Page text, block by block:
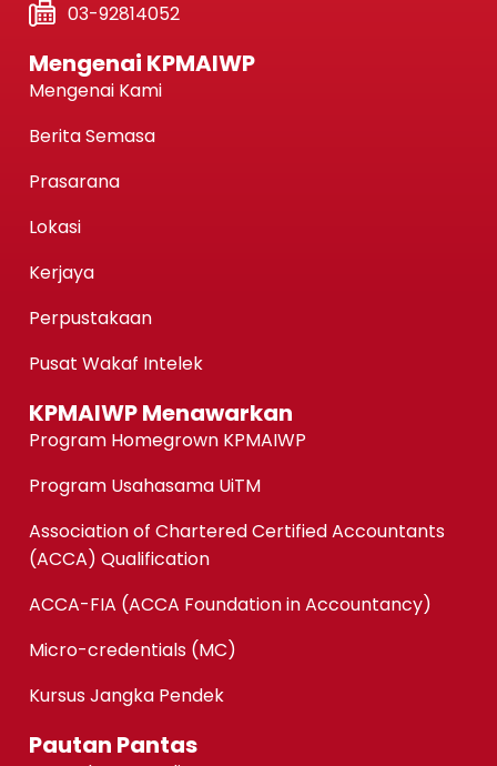
03-92814052
Mengenai KPMAIWP
Mengenai Kami
Berita Semasa
Prasarana
Lokasi
Kerjaya
Perpustakaan
Pusat Wakaf Intelek
KPMAIWP Menawarkan
Program Homegrown KPMAIWP
Program Usahasama UiTM
Association of Chartered Certified Accountants
(ACCA) Qualification
ACCA-FIA (ACCA Foundation in Accountancy)
Micro-credentials (MC)
Kursus Jangka Pendek
Pautan Pantas